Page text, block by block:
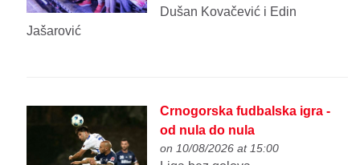
Dušan Kovačević i Edin
Jašarović
Crnogorska fudbalska igra -
od nula do nula
on 10/08/2026 at 15:00